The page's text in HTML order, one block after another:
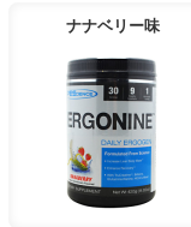
ナナベリー味